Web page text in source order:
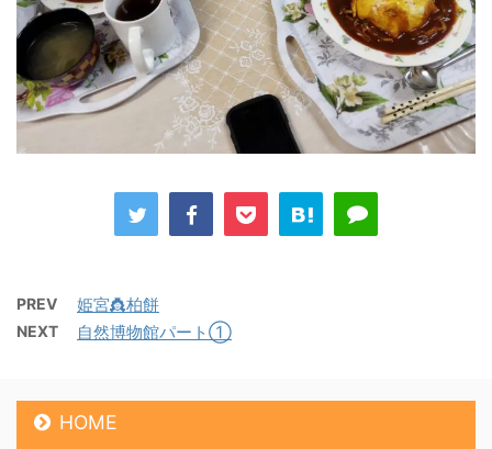
PREV 姫宮👸柏餅
NEXT 自然博物館パート①
HOME